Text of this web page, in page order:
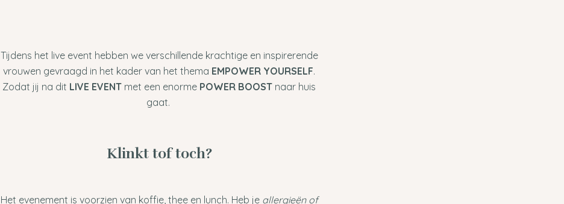
Tijdens het live event hebben we verschillende krachtige en inspirerende
vrouwen gevraagd in het kader van het thema EMPOWER YOURSELF.
Zodat jij na dit LIVE EVENT met een enorme POWER BOOST naar huis
gaat.
Klinkt tof toch?
Het evenement is voorzien van koffie, thee en lunch. Heb je allergieën of